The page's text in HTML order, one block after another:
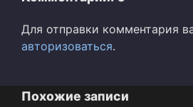
Для отправки комментария
авторизоваться.
Похожие записи